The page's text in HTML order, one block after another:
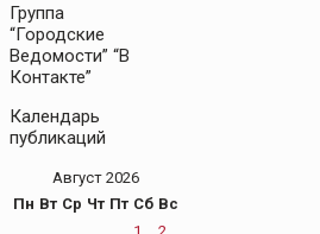
Группа
“Городские
Ведомости” “В
Контакте”
Календарь
публикаций
Август 2026
Пн Вт Ср Чт Пт Сб Вс